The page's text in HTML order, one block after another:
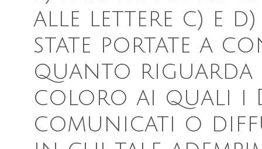
alle lettere c) e
state portate a
quanto
coloro ai quali i
comunicati o